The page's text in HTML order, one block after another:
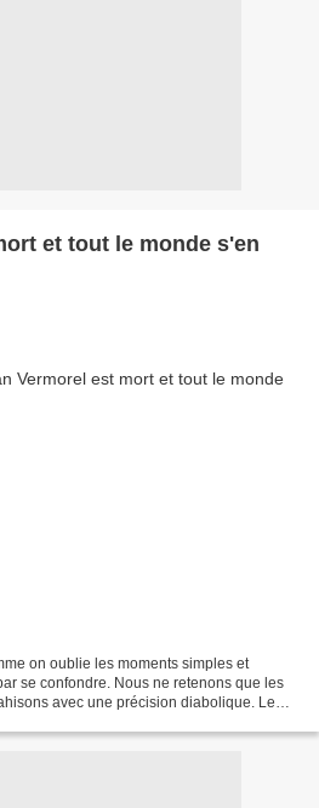
et tout le monde s'en
on oublie les moments simples et
se confondre. Nous ne retenons que les
avec une précision diabolique. Le